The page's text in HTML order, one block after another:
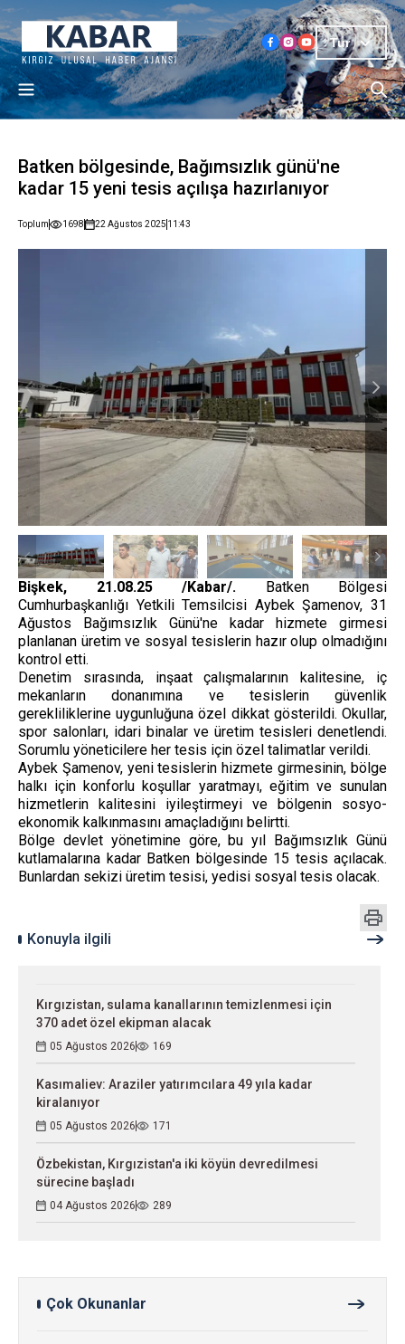
Tur
Batken bölgesinde, Bağımsızlık günü'ne
kadar 15 yeni tesis açılışa hazırlanıyor
Toplum 1698 22 Ağustos 2025 11:43
Bişkek, 21.08.25 /Kabar/. Batken Bölgesi
Cumhurbaşkanlığı Yetkili Temsilcisi Aybek Şamenov, 31
Ağustos Bağımsızlık Günü'ne kadar hizmete girmesi
planlanan üretim ve sosyal tesislerin hazır olup olmadığını
kontrol etti.
Denetim sırasında, inşaat çalışmalarının kalitesine, iç
mekanların donanımına ve tesislerin güvenlik
gerekliliklerine uygunluğuna özel dikkat gösterildi. Okullar,
spor salonları, idari binalar ve üretim tesisleri denetlendi.
Sorumlu yöneticilere her tesis için özel talimatlar verildi.
Aybek Şamenov, yeni tesislerin hizmete girmesinin, bölge
halkı için konforlu koşullar yaratmayı, eğitim ve sunulan
hizmetlerin kalitesini iyileştirmeyi ve bölgenin sosyo-
ekonomik kalkınmasını amaçladığını belirtti.
Bölge devlet yönetimine göre, bu yıl Bağımsızlık Günü
kutlamalarına kadar Batken bölgesinde 15 tesis açılacak.
Bunlardan sekizi üretim tesisi, yedisi sosyal tesis olacak.
Konuyla ilgili
Kırgızistan, sulama kanallarının temizlenmesi için
370 adet özel ekipman alacak
05 Ağustos 2026 169
Kasımaliev: Araziler yatırımcılara 49 yıla kadar
kiralanıyor
05 Ağustos 2026 171
Özbekistan, Kırgızistan'a iki köyün devredilmesi
sürecine başladı
04 Ağustos 2026 289
Çok Okunanlar